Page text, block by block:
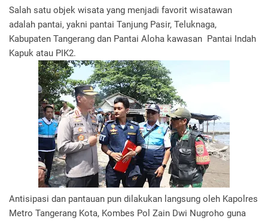
Salah satu objek wisata yang menjadi favorit wisatawan
adalah pantai, yakni pantai Tanjung Pasir, Teluknaga,
Kabupaten Tangerang dan Pantai Aloha kawasan Pantai Indah
Kapuk atau PIK2.
Antisipasi dan pantauan pun dilakukan langsung oleh Kapolres
Metro Tangerang Kota, Kombes Pol Zain Dwi Nugroho guna